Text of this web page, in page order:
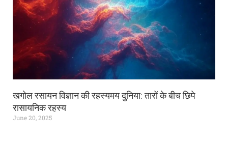
खगोल रसायन विज्ञान की रहस्यमय दुनिया: तारों के बीच छिपे
रासायनिक रहस्य
June 20, 2025